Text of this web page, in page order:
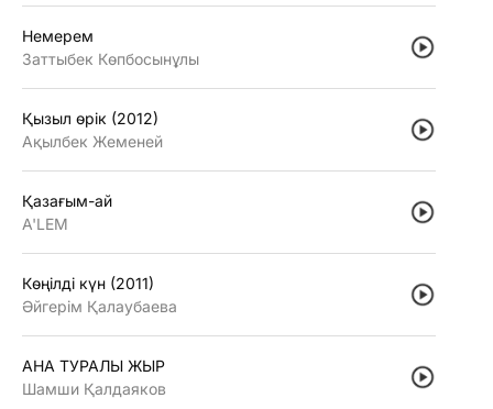
Немерем
Заттыбек Көпбосынұлы
Қызыл өрiк (2012)
Ақылбек Жеменей
Қазағым-ай
A'LEM
Көңiлдi күн (2011)
Әйгерiм Қалаубаева
АНА ТУРАЛЫ ЖЫР
Шамши Қалдаяков